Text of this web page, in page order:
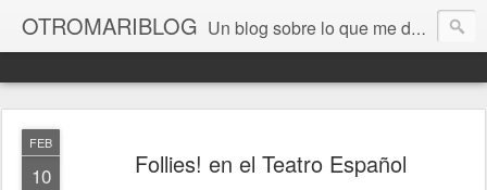
OTROMARIBLOG Un blog sobre lo que me da la gana, así en general, desde lo personal a cuestiones LGTB, vamos, mis mariconadas y esas cosas del Orgullo, la reivindicación y, en general, de reclamar las cosas que son justas y que cada cual haga lo que le venga en gana siempre que no moleste al vecino; cosas que ver, visitar... algún viaje... de todo un poco. Ah, y aquí a las chivatas no las queremos ver ni en pintura.
FEB
10 Follies! en el Teatro Español